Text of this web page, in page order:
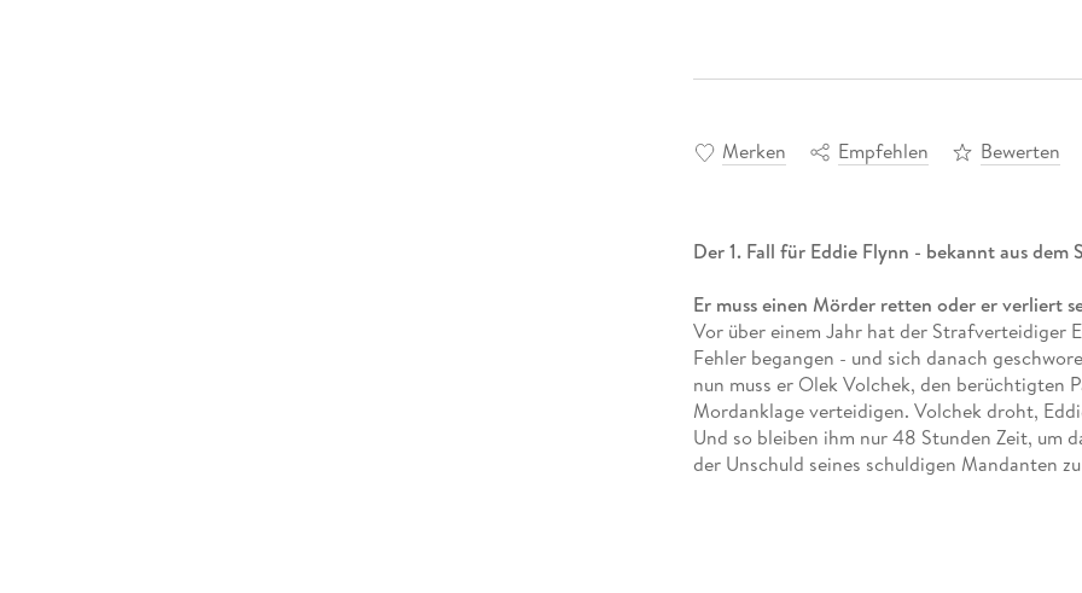
Merken Empfehlen Bewerten
Der 1. Fall für Eddie Flynn - bekannt aus dem
Er muss einen Mörder retten oder er verliert
Vor über einem Jahr hat der Strafverteidiger
Fehler begangen - und sich danach
nun muss er Olek Volchek, den berüchtigten
Mordanklage verteidigen. Volchek droht,
Und so bleiben ihm nur 48 Stunden Zeit, um
der Unschuld seines schuldigen Mandanten